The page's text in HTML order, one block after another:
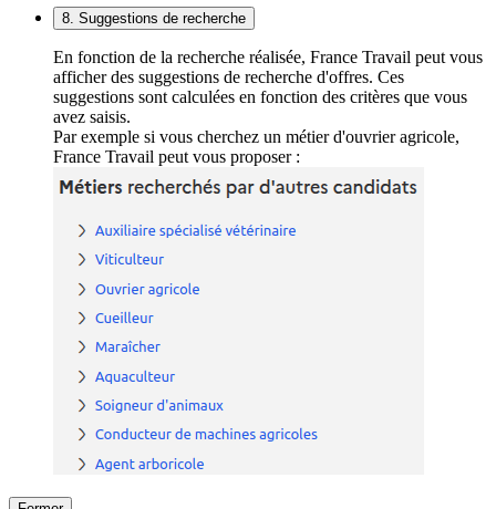
8. Suggestions de recherche
En fonction de la recherche réalisée, France Travail peut vous
afficher des suggestions de recherche d'offres. Ces
suggestions sont calculées en fonction des critères que vous
avez saisis.
Par exemple si vous cherchez un métier d'ouvrier agricole,
France Travail peut vous proposer :